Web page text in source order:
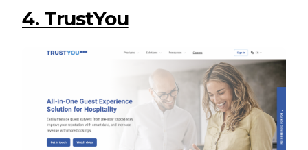
4. TrustYou